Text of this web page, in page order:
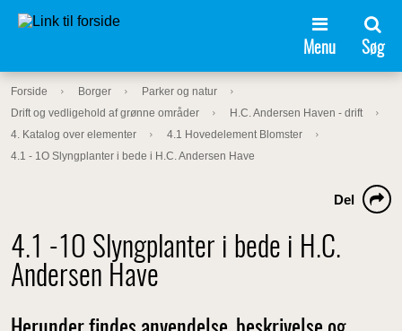
Menu Søg
Forside Borger
Parker og natur
Drift og vedligehold af grønne områder
H.C. Andersen Haven - drift
4. Katalog over elementer
4.1 Hovedelement Blomster
4.1 - 1O Slyngplanter i bede i H.C. Andersen Have
4.1 -1O Slyngplanter i bede i H.C.
Andersen Have
Del